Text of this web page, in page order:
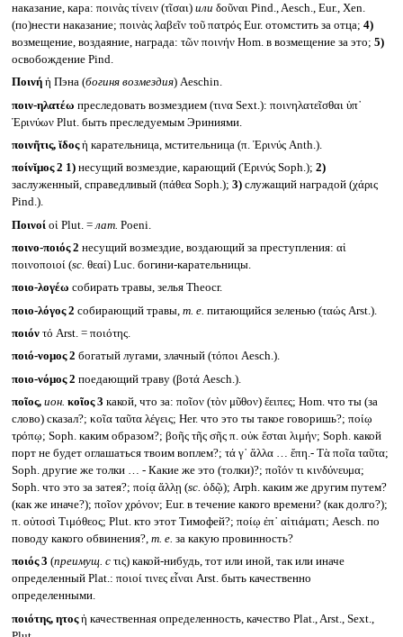
наказание, кара: ποινὰς τίνειν (τῖσαι) или δοῦναι Pind., Aesch., Eur., Xen.
(по)нести наказание; ποινὰς λαβεῖν τοῦ πατρός Eur. отомстить за отца; 4)
возмещение, воздаяние, награда: τῶν ποινήν Hom. в возмещение за это; 5)
освобождение Pind.
Ποινή ἡ Пэна (богиня возмездия) Aeschin.
ποιν-ηλατέω преследовать возмездием (τινα Sext.): ποινηλατεῖσθαι ὑπ᾽
Ἐρινύων Plut. быть преследуемым Эриниями.
ποινῆτις, ῐδοςἡ карательница, мстительница (π. Ἐρινύς Anth.).
ποίνῐμος 2 1)несущий возмездие, карающий (Ἐρινύς Soph.); 2)
заслуженный, справедливый (πάθεα Soph.); 3)служащий наградой (χάρις
Pind.).
Ποινοί οἱ Plut. = лат. Poeni.
ποινο-ποιός 2 несущий возмездие, воздающий за преступления: αἱ
ποινοποιοί (sc. θεαί) Luc. богини-карательницы.
ποιο-λογέω собирать травы, зелья Theocr.
ποιο-λόγος 2 собирающий травы, т. е. питающийся зеленью (ταώς Arst.).
ποιόν τό Arst. = ποιότης.
ποιό-νομος 2 богатый лугами, злачный (τόποι Aesch.).
ποιο-νόμος 2 поедающий траву (βοτά Aesch.).
ποῖος, ион. κοῖος 3 какой, что за: ποῖον (τὸν μῦθον) ἔειπες; Hom. что ты (за
слово) сказал?; κοῖα ταῦτα λέγεις; Her. что это ты такое говоришь?; ποίῳ
τρόπῳ; Soph. каким образом?; βοῆς τῆς σῆς π. οὐκ ἔσται λιμήν; Soph. какой
порт не будет оглашаться твоим воплем?; τά γ᾽ ἄλλα … ἔπη.- Τὰ ποῖα ταῦτα;
Soph. другие же толки … - Какие же это (толки)?; ποῖόν τι κινδύνευμα;
Soph. что это за затея?; ποίᾳ ἄλλῃ (sc. ὁδῷ); Arph. каким же другим путем?
(как же иначе?); ποῖον χρόνον; Eur. в течение какого времени? (как долго?);
π. οὑτοσὶ Τιμόθεος; Plut. кто этот Тимофей?; ποίῳ ἐπ᾽ αἰτιάματι; Aesch. по
поводу какого обвинения?, т. е. за какую провинность?
ποιός 3 (преимущ. сτις) какой-нибудь, тот или иной, так или иначе
определенный Plat.: ποιοί τινες εἶναι Arst. быть качественно
определенными.
ποιότης, ητοςἡ качественная определенность, качество Plat., Arst., Sext.,